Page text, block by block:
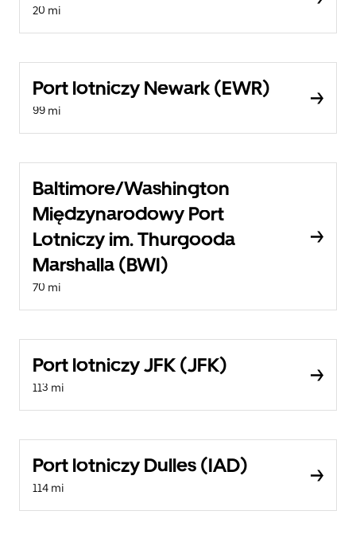
20 mi
Port lotniczy Newark (EWR)
99 mi
Baltimore/Washington
Międzynarodowy Port
Lotniczy im. Thurgooda
Marshalla (BWI)
70 mi
Port lotniczy JFK (JFK)
113 mi
Port lotniczy Dulles (IAD)
114 mi